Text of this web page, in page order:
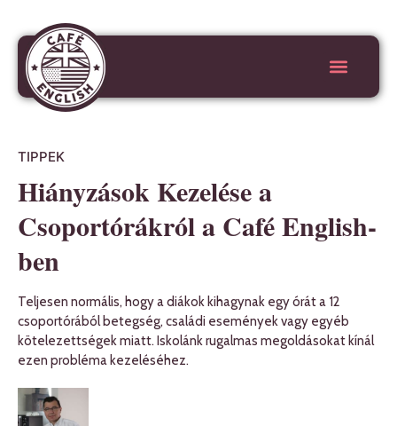
TIPPEK
Hiányzások Kezelése a
Csoportórákról a Café English-
ben
Teljesen normális, hogy a diákok kihagynak egy órát a 12
csoportórából betegség, családi események vagy egyéb
kötelezettségek miatt. Iskolánk rugalmas megoldásokat kínál
ezen probléma kezeléséhez.